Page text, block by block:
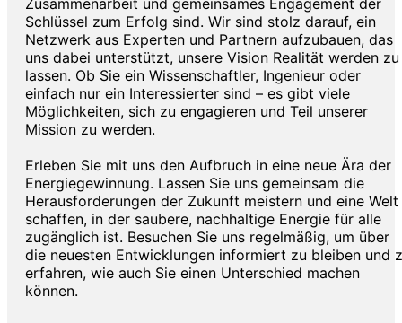
Zusammenarbeit und gemeinsames Engagement der
Schlüssel zum Erfolg sind. Wir sind stolz darauf, ein
Netzwerk aus Experten und Partnern aufzubauen, das
uns dabei unterstützt, unsere Vision Realität werden zu
lassen. Ob Sie ein Wissenschaftler, Ingenieur oder
einfach nur ein Interessierter sind – es gibt viele
Möglichkeiten, sich zu engagieren und Teil unserer
Mission zu werden.
Erleben Sie mit uns den Aufbruch in eine neue Ära der
Energiegewinnung. Lassen Sie uns gemeinsam die
Herausforderungen der Zukunft meistern und eine Welt
schaffen, in der saubere, nachhaltige Energie für alle
zugänglich ist. Besuchen Sie uns regelmäßig, um über
die neuesten Entwicklungen informiert zu bleiben und
erfahren, wie auch Sie einen Unterschied machen
können.